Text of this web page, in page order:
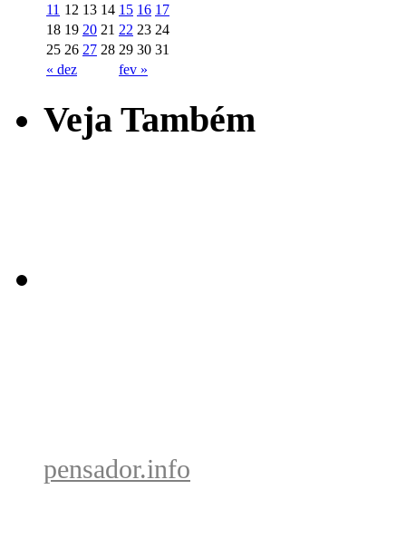
« dez fev »
11 12 13 14 15 16 17
18 19 20 21 22 23 24
25 26 27 28 29 30 31
Veja Também
pensador.info